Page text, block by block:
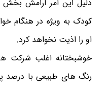
دلیل این امر آرامش
کودک به ویژه در هنگام
او را اذیت نخواهد کرد.
خوشبختانه اغلب شرکت
رنگ های طبیعی با درصد